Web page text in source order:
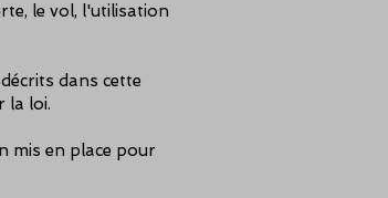
le vol, l'utilisation
dans cette
la loi.
mis en place pour